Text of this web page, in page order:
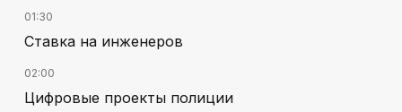
01:30
Ставка на инженеров
02:00
Цифровые проекты полиции